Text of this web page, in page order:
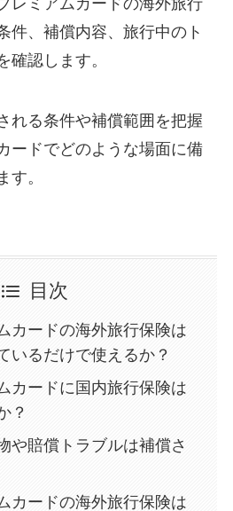
レミアムカードの海外旅行
件、補償内容、旅行中のト
確認します。
れる条件や補償範囲を把握
ードでどのような場面に備
す。
目次
カードの海外旅行保険は
いるだけで使えるか？
カードに国内旅行保険は
？
や賠償トラブルは補償さ
カードの海外旅行保険は